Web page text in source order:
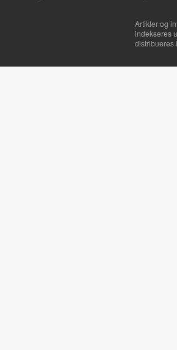
Artikler og
indekseres
distribueres